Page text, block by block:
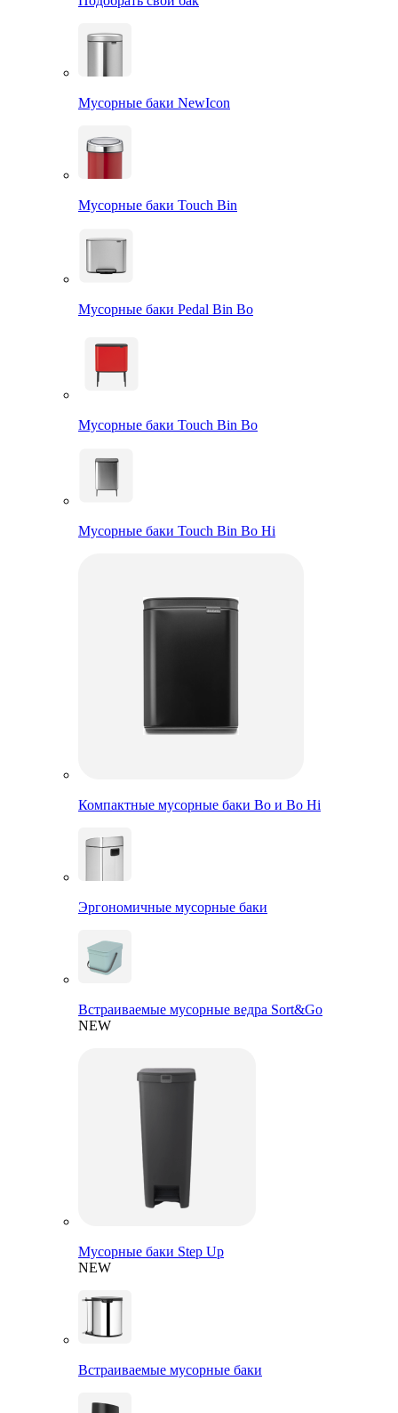
Мусорные баки NewIcon
Мусорные баки Touch Bin
Мусорные баки Pedal Bin Bo
Мусорные баки Touch Bin Bo
Мусорные баки Touch Bin Bo Hi
Компактные мусорные баки Bo и Bo Hi
Эргономичные мусорные баки
Встраиваемые мусорные ведра Sort&Go
NEW
Мусорные баки Step Up
NEW
Встраиваемые мусорные баки